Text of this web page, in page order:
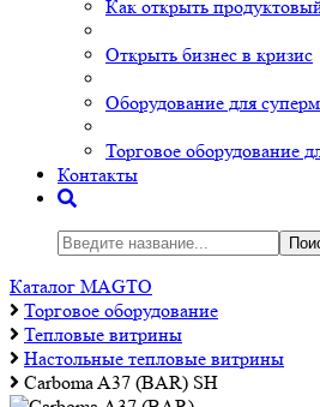
Как открыть
Открыть бизнес в кризис
Оборудование для
Торговое оборудование
Контакты
Каталог MAGTO
Торговое оборудованиe
Тепловые витрины
Настольные тепловые витрины
Carboma A37 (BAR) SH